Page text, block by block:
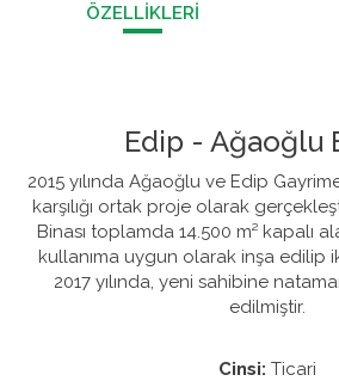
ÖZELLİKLERİ
Edip - Ağaoğlu
2015 yılında Ağaoğlu ve Edip
karşılığı ortak proje olarak
Binası toplamda 14.500 m² kapalı
kullanıma uygun olarak inşa edilip
2017 yılında, yeni sahibine
edilmiştir.
Cinsi: Ticari